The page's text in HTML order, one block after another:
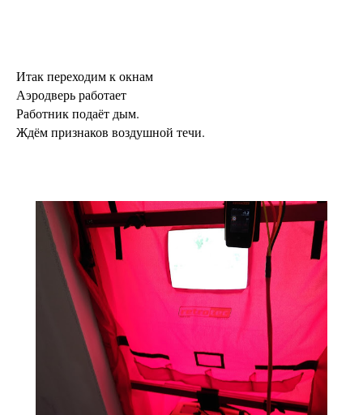
Итак переходим к окнам
Аэродверь работает
Работник подаёт дым.
Ждём признаков воздушной течи.